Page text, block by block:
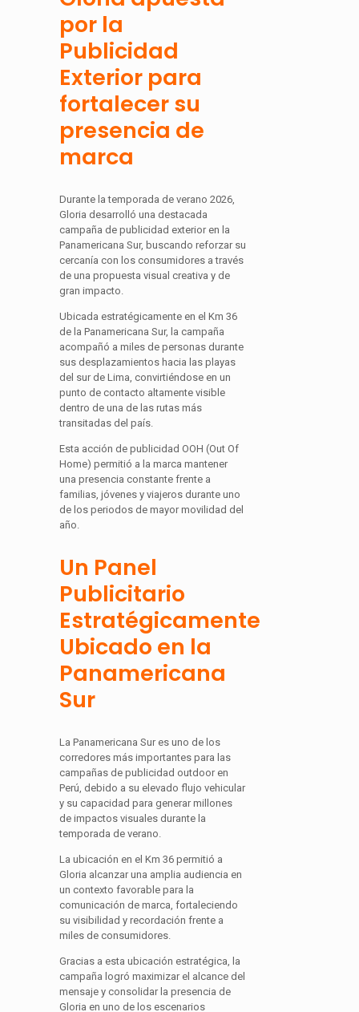
por la
Publicidad
Exterior para
fortalecer su
presencia de
marca
Durante la temporada de verano 2026,
Gloria desarrolló una destacada
campaña de publicidad exterior en la
Panamericana Sur, buscando reforzar su
cercanía con los consumidores a través
de una propuesta visual creativa y de
gran impacto.
Ubicada estratégicamente en el Km 36
de la Panamericana Sur, la campaña
acompañó a miles de personas durante
sus desplazamientos hacia las playas
del sur de Lima, convirtiéndose en un
punto de contacto altamente visible
dentro de una de las rutas más
transitadas del país.
Esta acción de publicidad OOH (Out Of
Home) permitió a la marca mantener
una presencia constante frente a
familias, jóvenes y viajeros durante uno
de los periodos de mayor movilidad del
año.
Un Panel
Publicitario
Estratégicamente
Ubicado en la
Panamericana
Sur
La Panamericana Sur es uno de los
corredores más importantes para las
campañas de publicidad outdoor en
Perú, debido a su elevado flujo vehicular
y su capacidad para generar millones
de impactos visuales durante la
temporada de verano.
La ubicación en el Km 36 permitió a
Gloria alcanzar una amplia audiencia en
un contexto favorable para la
comunicación de marca, fortaleciendo
su visibilidad y recordación frente a
miles de consumidores.
Gracias a esta ubicación estratégica, la
campaña logró maximizar el alcance del
mensaje y consolidar la presencia de
Gloria en uno de los escenarios